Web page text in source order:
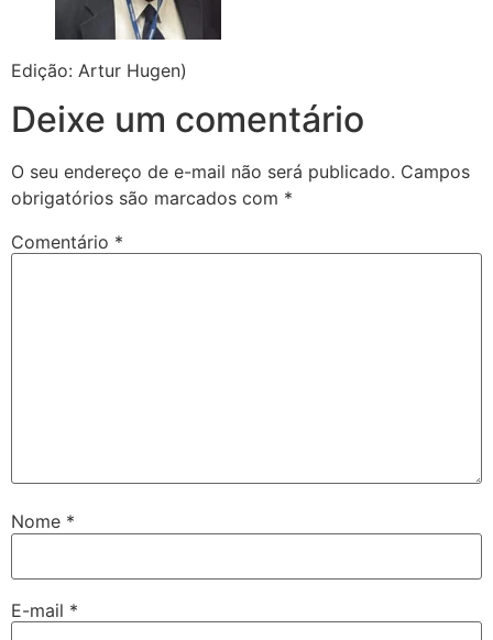
Edição: Artur Hugen)
Deixe um comentário
O seu endereço de e-mail não será publicado. Campos
obrigatórios são marcados com *
Comentário *
Nome *
E-mail *